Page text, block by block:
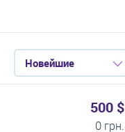
Новейшие
500 $
0 грн.